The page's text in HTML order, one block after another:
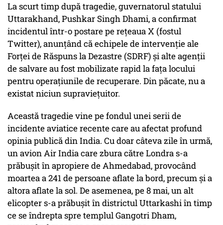
La scurt timp după tragedie, guvernatorul statului
Uttarakhand, Pushkar Singh Dhami, a confirmat
incidentul într-o postare pe rețeaua X (fostul
Twitter), anunțând că echipele de intervenție ale
Forței de Răspuns la Dezastre (SDRF) și alte agenții
de salvare au fost mobilizate rapid la fața locului
pentru operațiunile de recuperare. Din păcate, nu a
existat niciun supraviețuitor.
Această tragedie vine pe fondul unei serii de
incidente aviatice recente care au afectat profund
opinia publică din India. Cu doar câteva zile în urmă,
un avion Air India care zbura către Londra s-a
prăbușit în apropiere de Ahmedabad, provocând
moartea a 241 de persoane aflate la bord, precum și a
altora aflate la sol. De asemenea, pe 8 mai, un alt
elicopter s-a prăbușit în districtul Uttarkashi în timp
ce se îndrepta spre templul Gangotri Dham,